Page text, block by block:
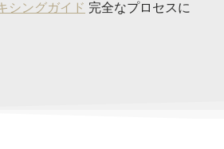
シングガイド 完全なプロセスに